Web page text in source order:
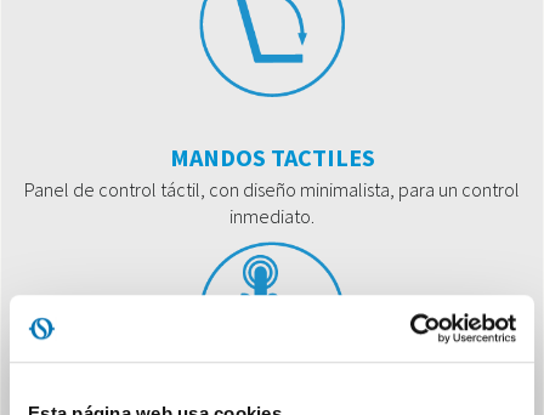
MANDOS TACTILES
Panel de control táctil, con diseño minimalista, para un control
inmediato.